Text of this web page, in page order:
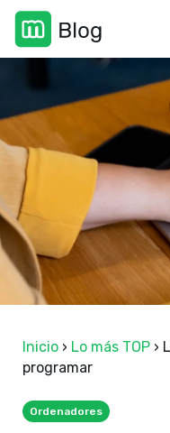
Inicio › Lo más TOP ›
programar
Ordenadores